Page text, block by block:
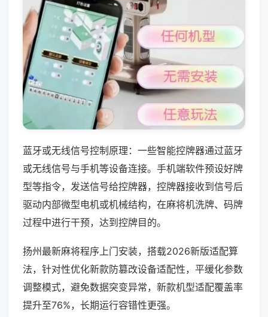
蓝牙或无线信号控制原理：一些智能控牌器通过蓝牙
或无线信号与手机等设备连接。手机端软件预设好牌
型等指令，发送信号给控牌器，控牌器接收到信号后
驱动内部微型电机或机械结构，在麻将机洗牌、码牌
过程中进行干预，达到控牌目的。
扬州最新麻将程序上门安装，搭载2026新版适配算
法，针对性优化新款防篡改设备适配性，平缓化参数
调整模式，避免数据突变异常，新款机型适配覆盖率
提升至76%，长期运行容错性更强。